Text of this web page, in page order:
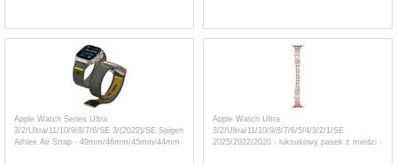
Apple Watch Series Ultra
3/2/Ultra/11/10/9/8/7/6/SE 3/(2022)/SE Spigen
Athlex Air Strap - 49mm/46mm/45mm/44mm
Apple Watch Ultra
3/2/Ultra/11/10/9/8/7/6/5/4/3/2/1/SE
2025/2022/2020 - luksusowy pasek z miedzi -